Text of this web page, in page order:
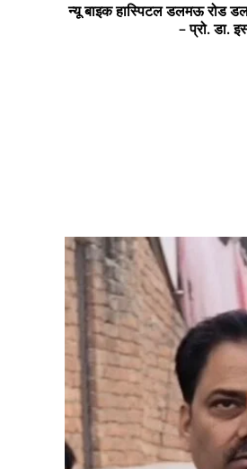
न्यू बाइक हास्पिटल डलमऊ रोड
– प्रो. डा.